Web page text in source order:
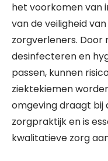
het voorkomen van
van de veiligheid
zorgverleners.
desinfecteren en
passen, kunnen
ziektekiemen
omgeving draagt bij
zorgpraktijk en is
kwalitatieve zorg